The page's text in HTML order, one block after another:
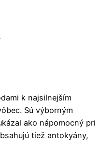
k najsilnejším
Sú výborným
ako nápomocný pri
tiež antokyány,